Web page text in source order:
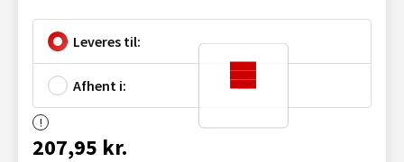
Leveres til:
Afhent i:
207,95 kr.